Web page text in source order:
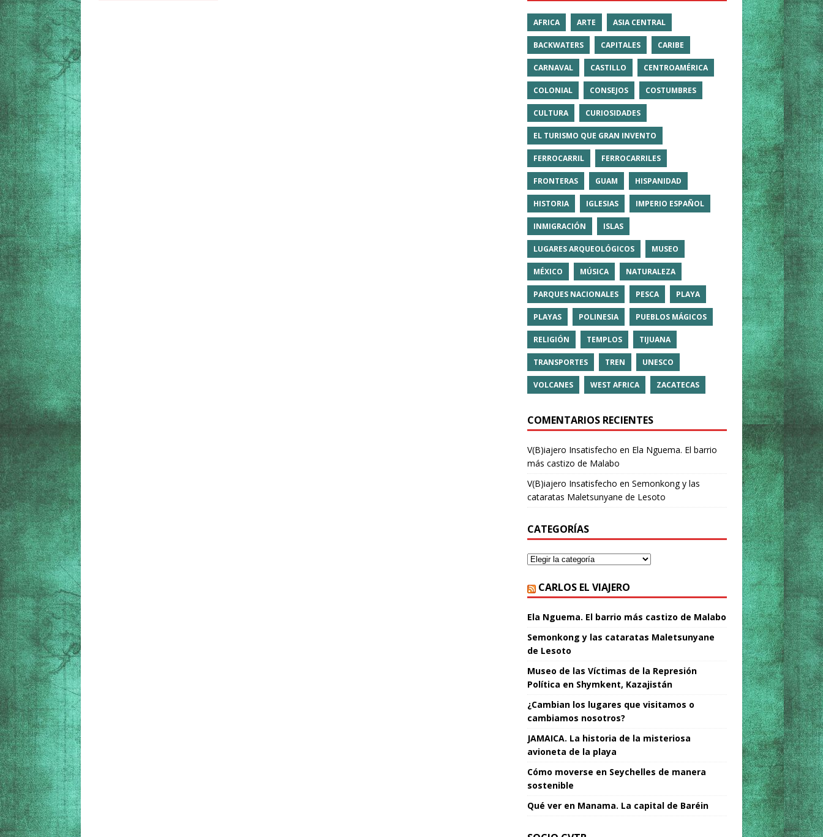
AFRICA ARTE ASIA CENTRAL
BACKWATERS CAPITALES CARIBE
CARNAVAL CASTILLO CENTROAMÉRICA
COLONIAL CONSEJOS COSTUMBRES
CULTURA CURIOSIDADES
EL TURISMO QUE GRAN INVENTO
FERROCARRIL FERROCARRILES
FRONTERAS GUAM HISPANIDAD
HISTORIA IGLESIAS IMPERIO ESPAÑOL
INMIGRACIÓN ISLAS
LUGARES ARQUEOLÓGICOS MUSEO
MÉXICO MÚSICA NATURALEZA
PARQUES NACIONALES PESCA PLAYA
PLAYAS POLINESIA PUEBLOS MÁGICOS
RELIGIÓN TEMPLOS TIJUANA
TRANSPORTES TREN UNESCO
VOLCANES WEST AFRICA ZACATECAS
COMENTARIOS RECIENTES
V(B)iajero Insatisfecho en Ela Nguema. El barrio
más castizo de Malabo
V(B)iajero Insatisfecho en Semonkong y las
cataratas Maletsunyane de Lesoto
CATEGORÍAS
CARLOS EL VIAJERO
Ela Nguema. El barrio más castizo de Malabo
Semonkong y las cataratas Maletsunyane
de Lesoto
Museo de las Víctimas de la Represión
Política en Shymkent, Kazajistán
¿Cambian los lugares que visitamos o
cambiamos nosotros?
JAMAICA. La historia de la misteriosa
avioneta de la playa
Cómo moverse en Seychelles de manera
sostenible
Qué ver en Manama. La capital de Baréin